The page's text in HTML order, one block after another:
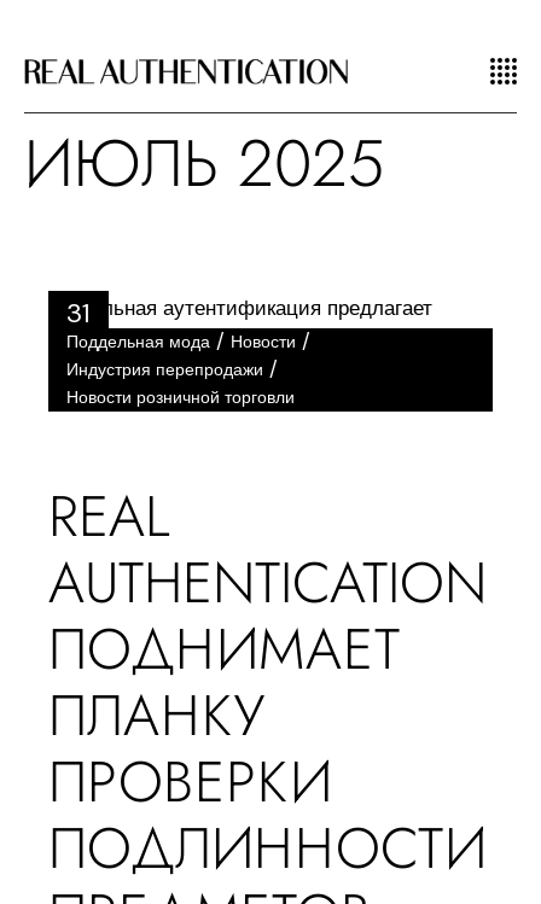
ИЮЛЬ 2025
31
Июл
Поддельная мода / Новости /
Индустрия перепродажи /
Новости розничной торговли
REAL
AUTHENTICATION
ПОДНИМАЕТ
ПЛАНКУ
ПРОВЕРКИ
ПОДЛИННОСТИ